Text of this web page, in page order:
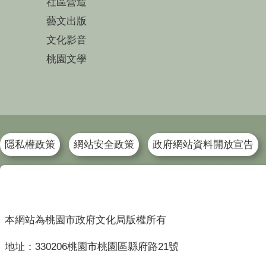
藝文出版
文化影音
桃園文學
隱私權政策 網站安全政策 政府網站資料開放宣告
本網站為桃園市政府文化局版權所有
地址：330206桃園市桃園區縣府路21號